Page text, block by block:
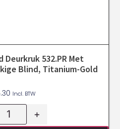
Deurkruk 532.PR Met
Blind, Titanium-Gold
Incl. BTW
+